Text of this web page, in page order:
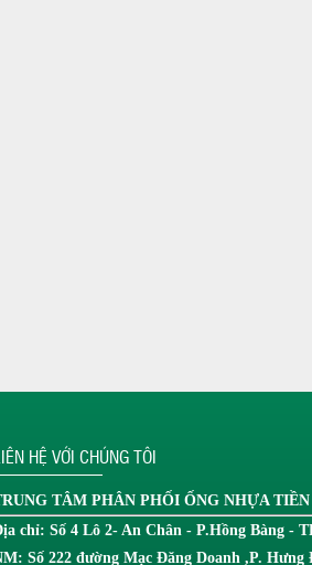
HỆ VỚI CHÚNG TÔI
TÂM PHÂN PHỐI ỐNG NHỰA
chỉ: Số 4 Lô 2- An Chân - P.Hồng Bàng -
Số 222 đường Mạc Đăng Doanh ,P.